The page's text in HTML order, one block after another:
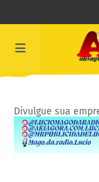
Divulgue sua